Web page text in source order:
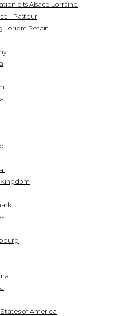
dits Alsace Lorraine
- Pasteur
Lorient Pétain
of America